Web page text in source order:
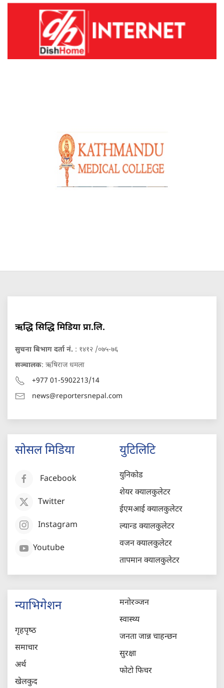
ऋद्धि सिद्धि मिडिया प्रा.लि.
सुचना बिभाग दर्ता नं. : १४१२ /०७५-७६
सञ्चालक: ऋषिराज धमला
+977 01-5902213/14
news@reportersnepal.com
सोसल मिडिया
Facebook
Twitter
Instagram
Youtube
युटिलिटि
युनिकोड
शेयर क्यालकुलेटर
ईएमआई क्यालकुलेटर
ल्यान्ड क्यालकुलेटर
वजन क्यालकुलेटर
तापमान क्यालकुलेटर
न्याभिगेशन
गृहपृष्‍ठ
समाचार
अर्थ
खेलकुद
मनोरञ्जन
स्वास्थ्य
जनता जान्न चाहन्छन
सुरक्षा
फोटो फिचर